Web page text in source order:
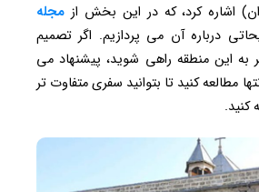
اشاره کرد، که در این بخش از مجله
درباره آن می پردازیم. اگر تصمیم
به این منطقه راهی شوید، پیشنهاد می
مطالعه کنید تا بتوانید سفری متفاوت تر
کنید.